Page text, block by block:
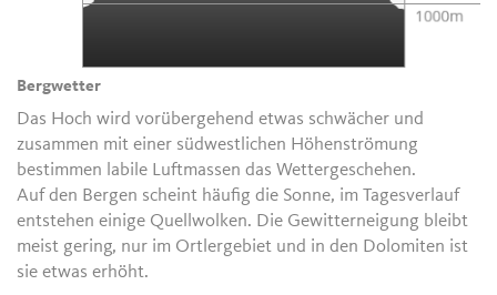
Bergwetter
Das Hoch wird vorübergehend etwas schwächer und
zusammen mit einer südwestlichen Höhenströmung
bestimmen labile Luftmassen das Wettergeschehen.
Auf den Bergen scheint häufig die Sonne, im Tagesverlauf
entstehen einige Quellwolken. Die Gewitterneigung bleibt
meist gering, nur im Ortlergebiet und in den Dolomiten ist
sie etwas erhöht.